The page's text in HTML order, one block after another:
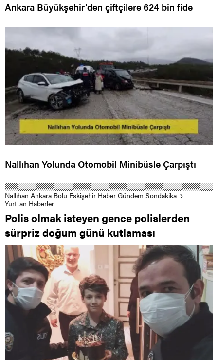
Ankara Büyükşehir’den çiftçilere 624 bin fide
Nallıhan Yolunda Otomobil Minibüsle Çarpıştı
Nallıhan Ankara Bolu Eskişehir Haber Gündem Sondakika
Yurttan Haberler
Polis olmak isteyen gence polislerden
sürpriz doğum günü kutlaması